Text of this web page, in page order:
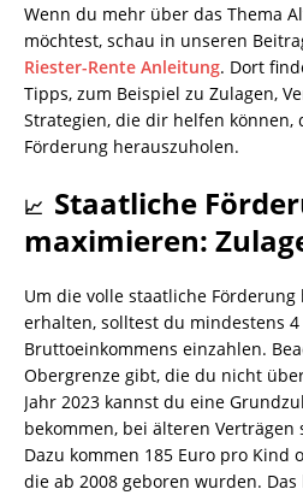
Wenn du mehr über das Thema
möchtest, schau in unseren
Riester-Rente Anleitung. Dort
Tipps, zum Beispiel zu Zulagen,
Strategien, die dir helfen können,
Förderung herauszuholen.
📈 Staatliche
maximieren:
Um die volle staatliche Förderung
erhalten, solltest du mindestens 4
Bruttoeinkommens einzahlen.
Obergrenze gibt, die du nicht
Jahr 2023 kannst du eine
bekommen, bei älteren Verträgen
Dazu kommen 185 Euro pro Kind
die ab 2008 geboren wurden.